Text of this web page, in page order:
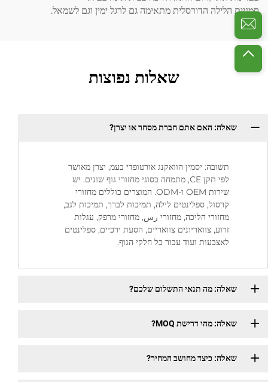
סמניית הלילה הדורסלית מתאימה גם לרגל ימין וגם לשמאל.
שאלות נפוצות
שאלה: האם אתם חברת מסחר או יצרן?
תשובה: יסמין הוואקנג אורטופדי בעמ, יצרן מאושר
לפי תקן CE, מתמחה בסוגי מחזורי גוף שונים. יש
שירות OEM ו-ODM. המוצרים כוללים מחזורי
קרסול, ספלינטים לילה, תמיכות לברך, תמיכות לגב,
מחזורי הליכה, מחזורי رس, מחזורי מרפק, עגלות
זרוע, צוואריונים צוואריים, הסעת ירכיים, ספלינטים
לאצבעות ועוד עבור כל חלקי הגוף.
שאלה: מה תנאי התשלום שלכם?
שאלה: מהי דרישת MOQ?
שאלה: כיצד מחושב המחיר?